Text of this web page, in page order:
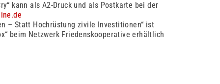
kann als A2-Druck und als Postkarte bei der
– Statt Hochrüstung zivile Investitionen“ ist
beim Netzwerk Friedenskooperative erhältlich